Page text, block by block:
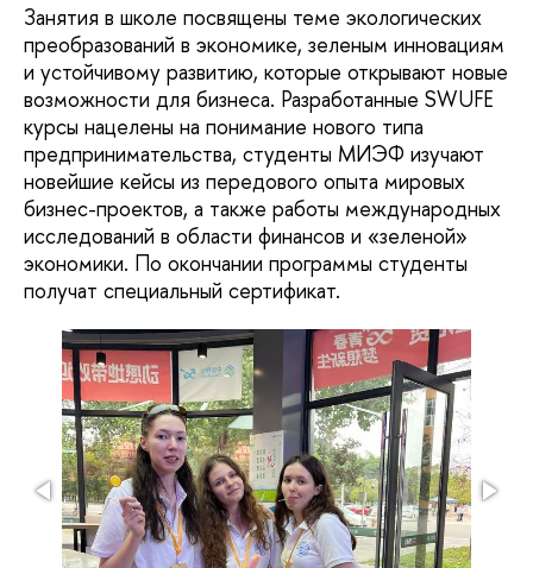
Занятия в школе посвящены теме экологических
преобразований в экономике, зеленым инновациям
и устойчивому развитию, которые открывают новые
возможности для бизнеса. Разработанные SWUFE
курсы нацелены на понимание нового типа
предпринимательства, студенты МИЭФ изучают
новейшие кейсы из передового опыта мировых
бизнес-проектов, а также работы международных
исследований в области финансов и «зеленой»
экономики. По окончании программы студенты
получат специальный сертификат.